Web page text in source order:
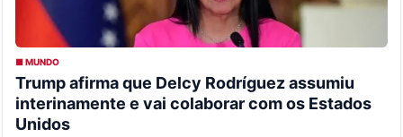
■ MUNDO
Trump afirma que Delcy Rodríguez assumiu
interinamente e vai colaborar com os Estados
Unidos